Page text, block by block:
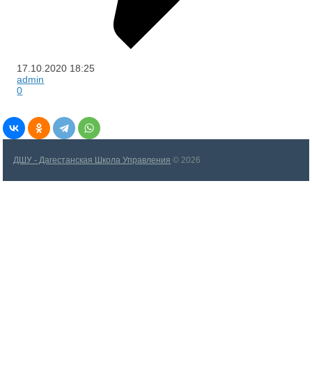
17.10.2020 18:25
admin
0
ДШУ - Дагестанская Школа Управления © 2026